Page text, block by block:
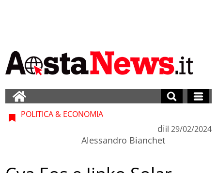
POLITICA & ECONOMIA
di
Alessandro Bianchet
il 29/02/2024